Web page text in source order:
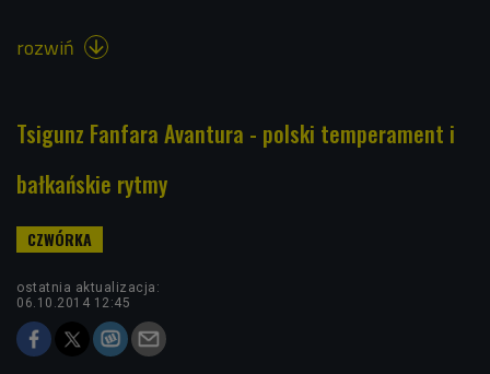
rozwiń 
Tsigunz Fanfara Avantura - polski temperament i
bałkańskie rytmy
ostatnia aktualizacja:
06.10.2014 12:45